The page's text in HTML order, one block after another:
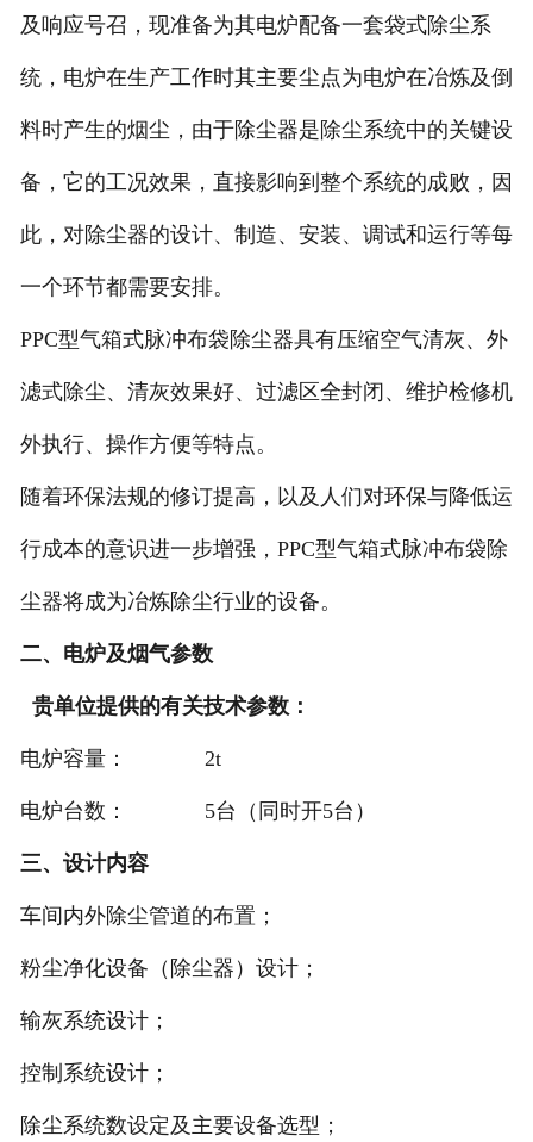
及响应号召，现准备为其电炉配备一套袋式除尘系
统，电炉在生产工作时其主要尘点为电炉在冶炼及倒
料时产生的烟尘，由于除尘器是除尘系统中的关键设
备，它的工况效果，直接影响到整个系统的成败，因
此，对除尘器的设计、制造、安装、调试和运行等每
一个环节都需要安排。
PPC型气箱式脉冲布袋除尘器具有压缩空气清灰、外
滤式除尘、清灰效果好、过滤区全封闭、维护检修机
外执行、操作方便等特点。
随着环保法规的修订提高，以及人们对环保与降低运
行成本的意识进一步增强，PPC型气箱式脉冲布袋除
尘器将成为冶炼除尘行业的设备。
二、 电炉及烟气参数
贵单位提供的有关技术参数：
电炉容量： 2t
电炉台数： 5台（同时开5台）
三、设计内容
车间内外除尘管道的布置；
粉尘净化设备（除尘器）设计；
输灰系统设计；
控制系统设计；
除尘系统数设定及主要设备选型；